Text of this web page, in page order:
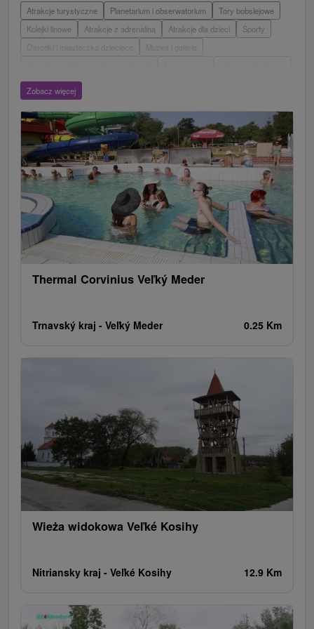
pobyty na 7 i więcej nocy - po uzgodnieniu,
zazwyczaj czwartek, piątek, niedziela
Atrakcje turystyczne Planetarium i obserwatorium
Tory bobslejowe
Kolejki linowe
Atrakcje z adrenaliną Atrakcje dla dzieci
Sporty
Muzea i galerie
Parki miejskie i zamkowe
Jeziora, jeziora, zbiorniki wodne
Wodospady
Kościoły drewniane
Zamki, pałace, ruiny
Aquaparki, baseny
Źródła Teatry Jaskinie
Jazda konna
Skanseny
Túry a turistické chodníky
Areny laserowe i paintball
Zamki
Chaty górskie Miejsca sakralne
Rafting, rafting, rafting
Wieże obserwacyjne i chodniki
Obiekty architektoniczne
Ośrodek narciarski
Pola golfowe
Tory gokartowe
Amfiteatry i kina w przyrodzie
Szlaki winne Cyklotrasy
Zobacz więcej
Thermal Corvinius Veľký Meder
Trnavský kraj - Veľký Meder 0.25 Km
Wieża widokowa Veľké Kosihy
Nitriansky kraj - Veľké Kosihy 12.9 Km